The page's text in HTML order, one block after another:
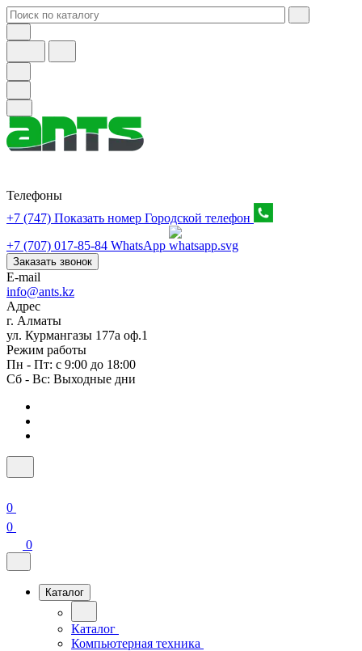
Телефоны
+7 (747) Показать номер Городской телефон
+7 (707) 017-85-84 WhatsApp
Заказать звонок
E-mail
info@ants.kz
Адрес
г. Алматы
ул. Курмангазы 177а оф.1
Режим работы
Пн - Пт: с 9:00 до 18:00
Сб - Вс: Выходные дни
0
0
0
Каталог
Каталог
Компьютерная техника